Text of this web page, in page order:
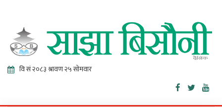
Sajha
Online News Portal